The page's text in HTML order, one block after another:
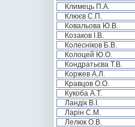
Климець П.А.
Клюєв С.П.
Ковальова Ю.В.
Козаков І.В.
Колесніков Б.В.
Колоцей Ю.О.
Кондратьєва Т.В.
Коржев А.Л.
Кравцов О.О.
Кукоба А.Т.
Ландік В.І.
Ларін С.М.
Лелюк О.В.